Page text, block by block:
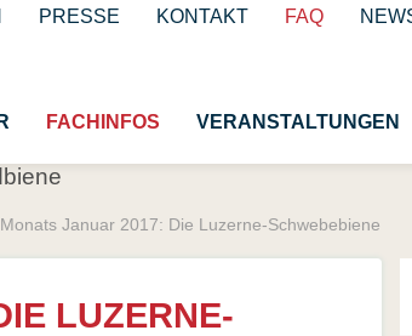
PRESSE KONTAKT FAQ
FACHINFOS
Bestäubung
VERANSTALTUNGEN
Januar 2017: Die Luzerne-Schwebebiene
LUZERNE-